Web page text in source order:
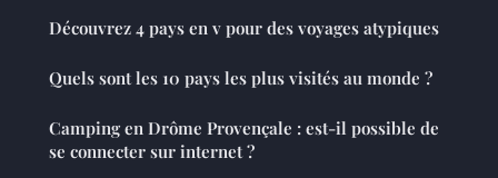
Découvrez 4 pays en v pour des voyages atypiques
Quels sont les 10 pays les plus visités au monde ?
Camping en Drôme Provençale : est-il possible de
se connecter sur internet ?